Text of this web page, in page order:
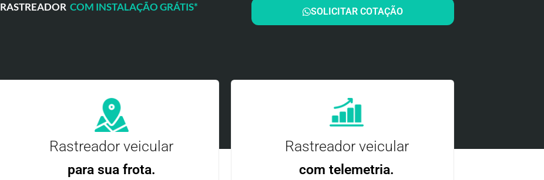
RASTREADOR COM INSTALAÇÃO GRÁTIS* SOLICITAR COTAÇÃO
Rastreador veicular
para sua frota.
Rastreador veicular
com telemetria.